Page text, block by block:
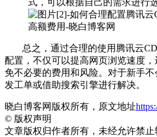
总之，通过合理的使用腾讯云
配置，不仅可以提高网页浏览速度
免不必要的费用和风险。对于新手
发工单或借助搜索引擎进行解决。
晓白博客网版权所有，原文地址
© 版权声明
文章版权归作者所有，未经允许禁止